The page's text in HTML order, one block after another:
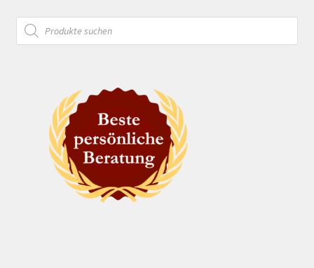
Products
search